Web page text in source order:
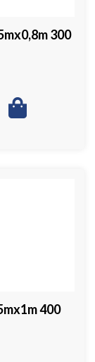
300
400